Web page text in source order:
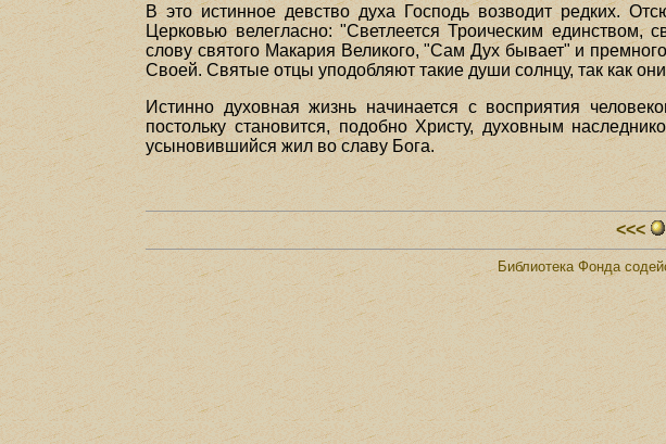
В это истинное девство духа Господь возводит редких.
Церковью велегласно: "Светлеется Троическим
слову святого Макария Великого, "Сам Дух бывает" и
Своей. Святые отцы уподобляют такие души солнцу, так как
Истинно духовная жизнь начинается с восприятия
постольку становится, подобно Христу, духовным
усыновившийся жил во славу Бога.
<<<
Библиотека Фонда